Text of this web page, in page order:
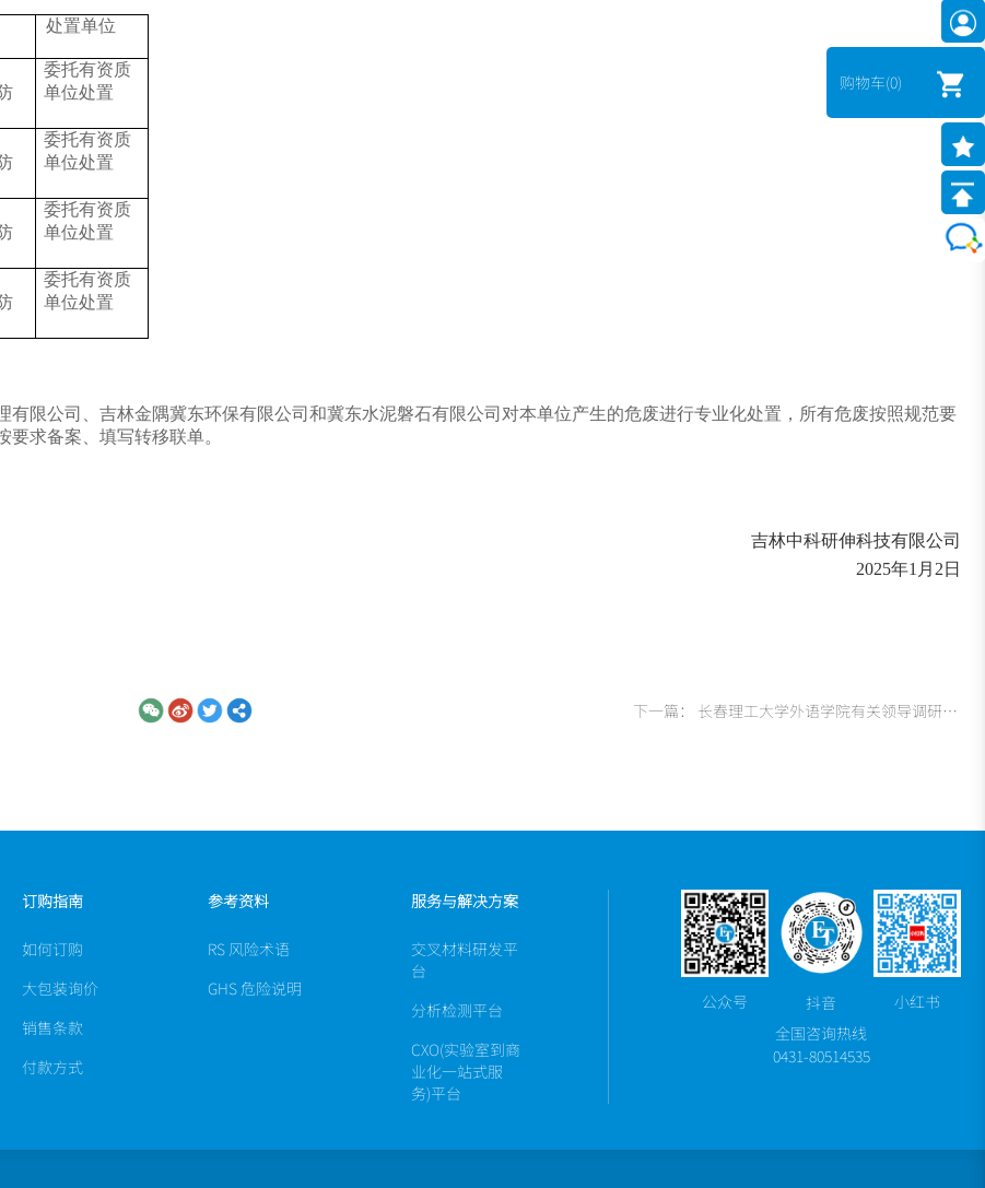
处置单位
委托有资质
单位处置
委托有资质
单位处置
委托有资质
单位处置
委托有资质
单位处置
限公司、吉林金隅冀东环保有限公司和冀东水泥磐石有限公司对本单位产生的危废进行专业化处置，所有危废按照规范要
求备案、填写转移联单。
吉林中科研伸科技有限公司
2025年1月2日
下一篇： 长春理工大学外语学院有关领导调研中科研伸未来功能材料创新平台
订购指南
如何订购
大包装询价
销售条款
付款方式
参考资料
RS 风险术语
GHS 危险说明
服务与解决方案
交叉材料研发平
台
分析检测平台
CXO(实验室到商
业化一站式服
务)平台
小红书
抖音
公众号
全国咨询热线
0431-80514535
购物车(0)